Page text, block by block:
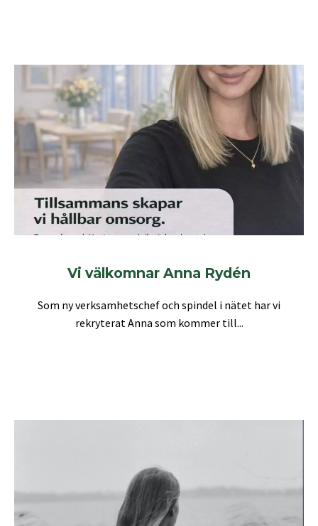
Vi välkomnar Anna Rydén
Som ny verksamhetschef och spindel i nätet har vi
rekryterat Anna som kommer till...